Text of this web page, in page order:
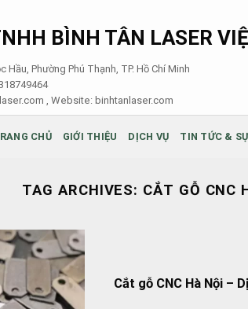
BÌNH TÂN LASER
Hầu, Phường Phú Thạnh, TP. Hồ Chí Minh
, Website: binhtanlaser.com
CHỦ GIỚI THIỆU DỊCH VỤ TIN TỨC &
TAG ARCHIVES: CẮT GỖ CNC
Cắt gỗ CNC Hà Nội –